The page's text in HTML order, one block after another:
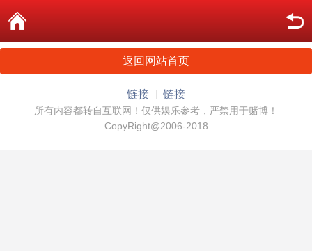
返回网站首页
链接 链接
所有内容都转自互联网！仅供娱乐参考，严禁用于赌博！
CopyRight@2006-2018